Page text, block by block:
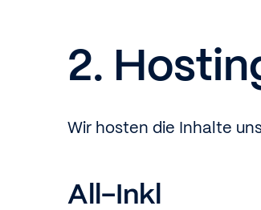
2.
Wir hosten die Inhalte
All-Inkl